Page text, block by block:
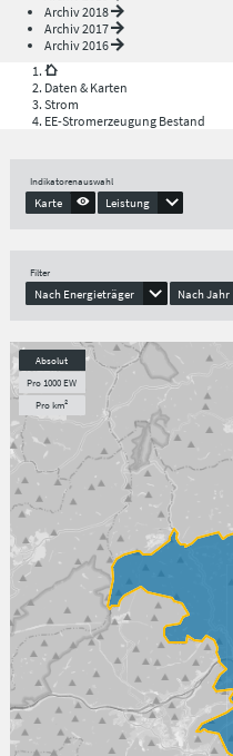
Archiv 2018
Archiv 2017
Archiv 2016
Daten & Karten
Strom
EE-Stromerzeugung Bestand
Indikatorenauswahl
Karte Leistung
Filter
Nach Energieträger Nach Jahr
Absolut
Pro 1000 EW
Pro km²